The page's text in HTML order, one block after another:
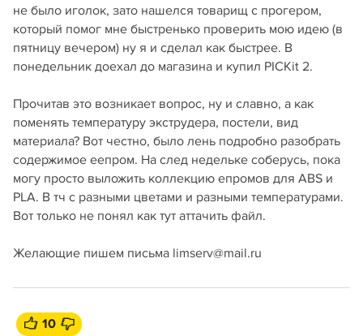
не было иголок, зато нашелся товарищ с прогером,
который помог мне быстренько проверить мою идею (в
пятницу вечером) ну я и сделал как быстрее. В
понедельник доехал до магазина и купил PICKit 2.
Прочитав это возникает вопрос, ну и славно, а как
поменять температуру экструдера, постели, вид
материала? Вот честно, было лень подробно разобрать
содержимое еепром. На след недельке соберусь, пока
могу просто выложить коллекцию епромов для ABS и
PLA. В тч с разными цветами и разными температурами.
Вот только не понял как тут аттачить файл.
Желающие пишем письма limserv@mail.ru
10